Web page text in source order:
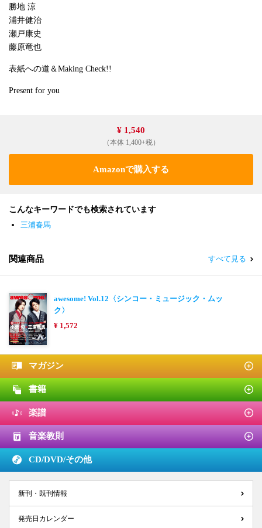
勝地 涼
浦井健治
瀬戸康史
藤原竜也
表紙への道＆Making Check!!
Present for you
¥ 1,540
（本体 1,400+税）
Amazonで購入する
こんなキーワードでも検索されています
三浦春馬
関連商品 すべて見る
awesome! Vol.12〈シンコー・ミュージック・ムッ
ク〉
¥ 1,572
マガジン
書籍
楽譜
音楽教則
CD/DVD/その他
新刊・既刊情報
発売日カレンダー